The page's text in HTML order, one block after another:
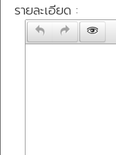
รายละเอียด :